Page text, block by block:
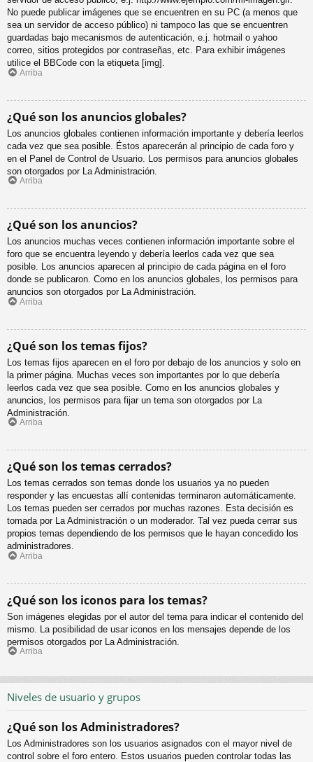
No puede publicar imágenes que se encuentren en su PC (a menos que
sea un servidor de acceso público) ni tampoco las que se encuentren
guardadas bajo mecanismos de autenticación, e.j. hotmail o yahoo
correo, sitios protegidos por contraseñas, etc. Para exhibir imágenes
utilice el BBCode con la etiqueta [img].
Arriba
¿Qué son los anuncios globales?
Los anuncios globales contienen información importante y debería leerlos
cada vez que sea posible. Éstos aparecerán al principio de cada foro y
en el Panel de Control de Usuario. Los permisos para anuncios globales
son otorgados por La Administración.
Arriba
¿Qué son los anuncios?
Los anuncios muchas veces contienen información importante sobre el
foro que se encuentra leyendo y debería leerlos cada vez que sea
posible. Los anuncios aparecen al principio de cada página en el foro
donde se publicaron. Como en los anuncios globales, los permisos para
anuncios son otorgados por La Administración.
Arriba
¿Qué son los temas fijos?
Los temas fijos aparecen en el foro por debajo de los anuncios y solo en
la primer página. Muchas veces son importantes por lo que debería
leerlos cada vez que sea posible. Como en los anuncios globales y
anuncios, los permisos para fijar un tema son otorgados por La
Administración.
Arriba
¿Qué son los temas cerrados?
Los temas cerrados son temas donde los usuarios ya no pueden
responder y las encuestas allí contenidas terminaron automáticamente.
Los temas pueden ser cerrados por muchas razones. Esta decisión es
tomada por La Administración o un moderador. Tal vez pueda cerrar sus
propios temas dependiendo de los permisos que le hayan concedido los
administradores.
Arriba
¿Qué son los iconos para los temas?
Son imágenes elegidas por el autor del tema para indicar el contenido del
mismo. La posibilidad de usar iconos en los mensajes depende de los
permisos otorgados por La Administración.
Arriba
Niveles de usuario y grupos
¿Qué son los Administradores?
Los Administradores son los usuarios asignados con el mayor nivel de
control sobre el foro entero. Estos usuarios pueden controlar todas las